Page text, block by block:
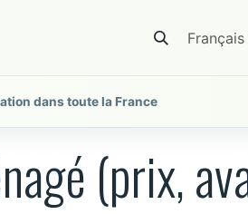
Nous contacterFrançais
dans toute la France
(prix,